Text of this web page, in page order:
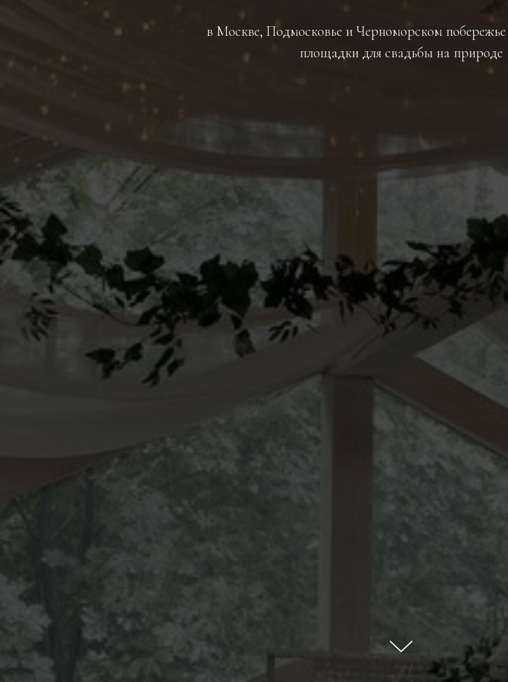
в Москве, Подмосковье и Черноморском
площадки для свадьбы на природе